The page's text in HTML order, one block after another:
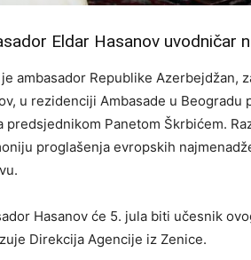
Eldar Hasanov uvodničar
je ambasador Republike Azerbejdžan,
u rezidenciji Ambasade u
predsjednikom Panetom Škrbićem.
proglašenja evropskih
Hasanov će 5. jula biti učesnik
Direkcija Agencije iz Zenice.